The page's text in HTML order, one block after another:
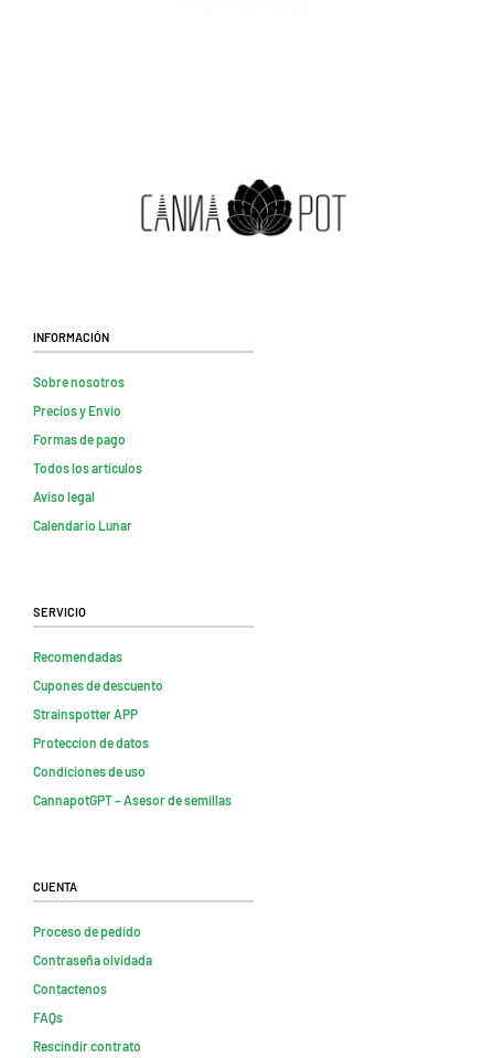
Información
Sobre nosotros
Precios y Envio
Formas de pago
Todos los artículos
Aviso legal
Calendario Lunar
Servicio
Recomendadas
Cupones de descuento
Strainspotter APP
Proteccion de datos
Condiciones de uso
CannapotGPT – Asesor de semillas
Cuenta
Proceso de pedido
Contraseña olvidada
Contactenos
FAQs
Rescindir contrato